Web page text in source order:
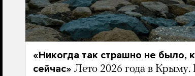
«Никогда так страшно не было,
сейчас» Лето 2026 года в Крыму.